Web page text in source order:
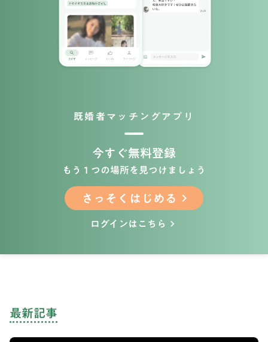
既婚者マッチングアプリ
今すぐ無料登録
もう１つの場所を見つけましょう
さっそくはじめる keyboard_arrow_right
ログインはこちら keyboard_arrow_right
最新記事